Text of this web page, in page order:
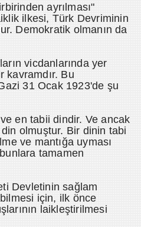
ayrılması"
ilkesi, Türk Devriminin
Demokratik olmanın da
vicdanlarında yer
kavramdır. Bu
31 Ocak 1923'de şu
en tabii dindir. Ve ancak
olmuştur. Bir dinin tabi
ve mantığa uyması
tamamen
Devletinin sağlam
için, ilk önce
laikleştirilmesi